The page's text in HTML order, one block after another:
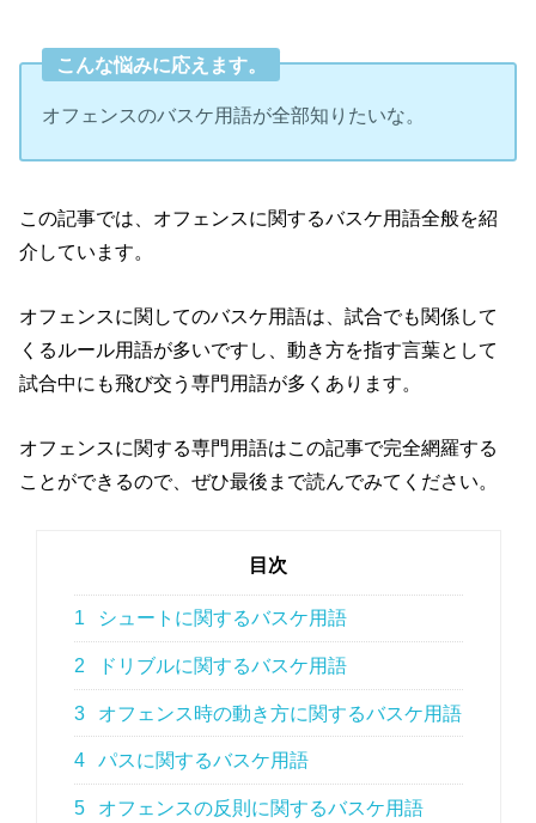
こんな悩みに応えます。
オフェンスのバスケ用語が全部知りたいな。
この記事では、オフェンスに関するバスケ用語全般を紹
介しています。
オフェンスに関してのバスケ用語は、試合でも関係して
くるルール用語が多いですし、動き方を指す言葉として
試合中にも飛び交う専門用語が多くあります。
オフェンスに関する専門用語はこの記事で完全網羅する
ことができるので、ぜひ最後まで読んでみてください。
目次
1 シュートに関するバスケ用語
2 ドリブルに関するバスケ用語
3 オフェンス時の動き方に関するバスケ用語
4 パスに関するバスケ用語
5 オフェンスの反則に関するバスケ用語